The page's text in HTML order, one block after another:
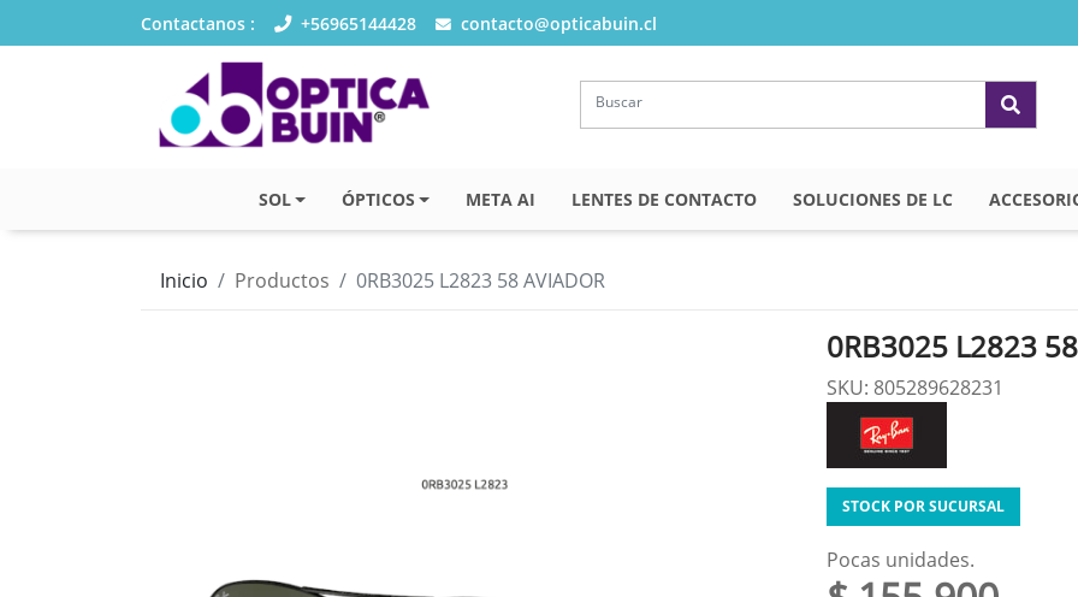
Contactanos : +56965144428 contacto@opticabuin.cl
SOL ÓPTICOS META AI LENTES DE CONTACTO SOLUCIONES DE LC
Inicio Productos 0RB3025 L2823 58 AVIADOR
0RB3025 L2823
SKU: 805289628231
STOCK POR SUCURSAL
Pocas unidades.